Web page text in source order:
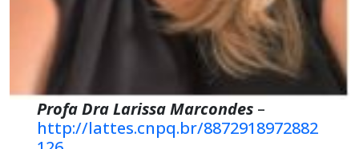
Profa Dra Larissa Marcondes–
http://lattes.cnpq.br/8872918972882